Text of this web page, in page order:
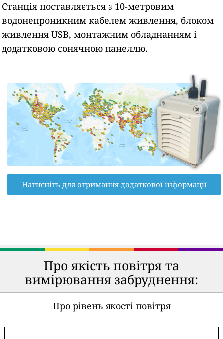
Станція поставляється з 10-метровим
водонепроникним кабелем живлення, блоком
живлення USB, монтажним обладнанням і
додатковою сонячною панеллю.
Натисніть для отримання додаткової інформації
Про якість повітря та
вимірювання забруднення:
Про рівень якості повітря